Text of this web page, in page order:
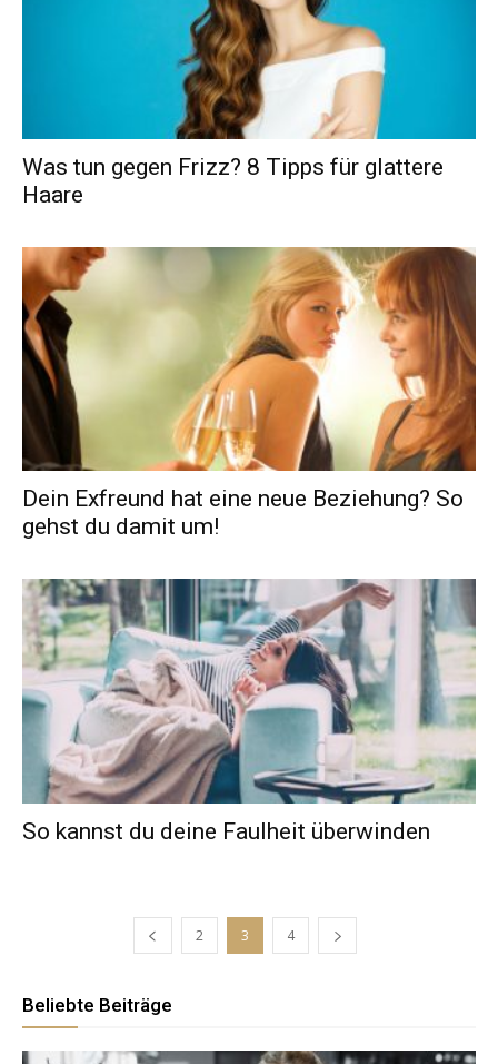
Was tun gegen Frizz? 8 Tipps für glattere
Haare
Dein Exfreund hat eine neue Beziehung? So
gehst du damit um!
So kannst du deine Faulheit überwinden
2 3 4
Beliebte Beiträge